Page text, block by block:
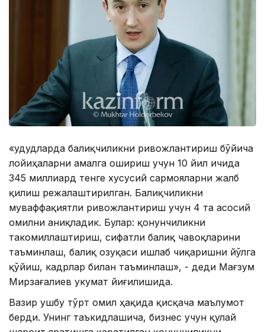
«Ҳудудларда балиқчиликни ривожлантириш бўйича
лойиҳаларни амалга ошириш учун 10 йил ичида
345 миллиард тенге хусусий сармояларни жалб
қилиш режалаштирилган. Балиқчиликни
муваффақиятли ривожлантириш учун 4 та асосий
омилни аниқладик. Булар: қонунчиликни
такомиллаштириш, сифатли балиқ чавоқларини
таъминлаш, балиқ озуқаси ишлаб чиқаришни йўлга
қўйиш, кадрлар билан таъминлаш», - деди Мағзум
Мирзағалиев Ҳукумат йиғилишида.
Вазир ушбу тўрт омил ҳақида қисқача маълумот
берди. Унинг таъкидлашича, бизнес учун қулай